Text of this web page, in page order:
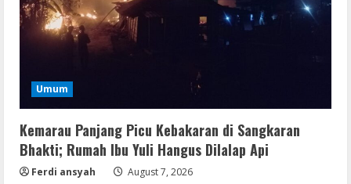
Umum
Kemarau Panjang Picu Kebakaran di Sangkaran
Bhakti; Rumah Ibu Yuli Hangus Dilalap Api
Ferdi ansyah August 7, 2026